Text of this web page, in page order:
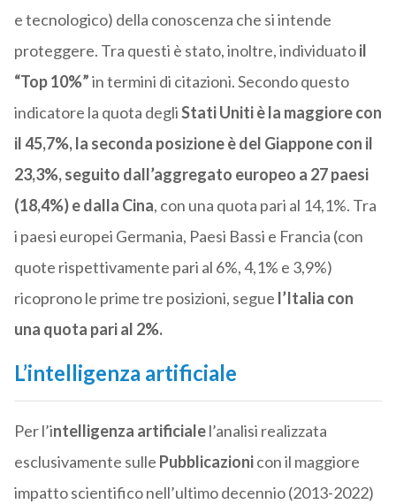
e tecnologico) della conoscenza che si intende
proteggere. Tra questi è stato, inoltre, individuatoil
“Top 10%”in termini di citazioni. Secondo questo
indicatore la quota degliStati Uniti è la maggiore con
il 45,7%, la seconda posizione è del Giappone con il
23,3%, seguito dall’aggregato europeo a 27 paesi
(18,4%) e dalla Cina, con una quota pari al 14,1%. Tra
i paesi europei Germania, Paesi Bassi e Francia (con
quote rispettivamente pari al 6%, 4,1% e 3,9%)
ricoprono le prime tre posizioni, segue l’Italia con
una quota pari al 2%.
L’intelligenza artificiale
Per l’intelligenza artificialel’analisi realizzata
esclusivamente sulle Pubblicazionicon il maggiore
impatto scientifico nell’ultimo decennio (2013-2022)